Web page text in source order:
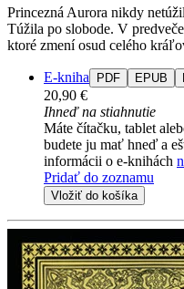
Princezná Aurora nikdy
Túžila po slobode. V
ktoré zmení osud celého
E-kniha PDF EPUB
20,90 €
Ihneď na stiahnutie
Máte čítačku, tablet
budete ju mať hneď a
informácii o e-knihách
Pridať do zoznamu
Vložiť do košíka